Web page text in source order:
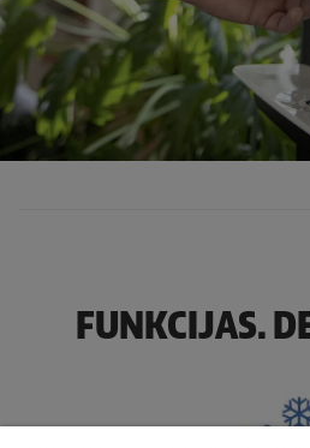
FUNKCIJAS.